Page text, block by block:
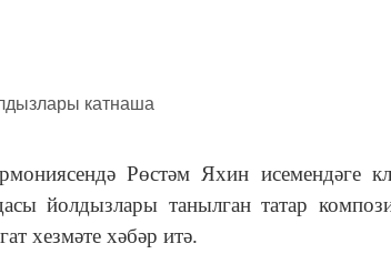
Рөстәм Яхин исемендәге
йолдызлары танылган татар
хезмәте хәбәр итә.